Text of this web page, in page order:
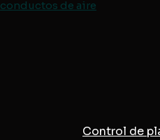
conductos de aire
Control de